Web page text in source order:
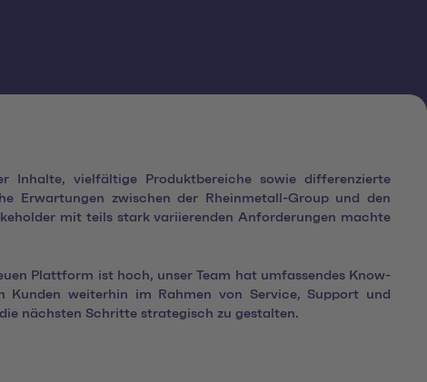
vielfältige Produktbereiche sowie differenzierte
Erwartungen zwischen der Rheinmetall-Group und den
mit teils stark variierenden Anforderungen machte
Plattform ist hoch, unser Team hat umfassendes Know-
weiterhin im Rahmen von Service, Support und
nächsten Schritte strategisch zu gestalten.